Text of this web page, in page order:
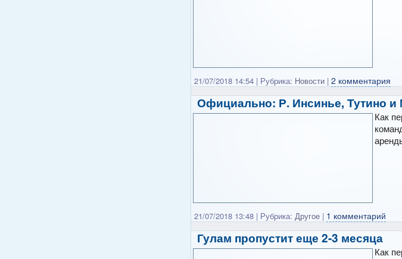
21/07/2018 14:54 | Рубрика: Новости | 2 комментария
Официально: Р. Инсинье, Тутино
Как
21/07/2018 13:48 | Рубрика: Другое | 1 комментарий
Гулам пропустит еще 2-3 месяца
Как